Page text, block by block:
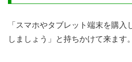
「スマホやタブレット端末を購入
しましょう」と持ちかけて来ます。